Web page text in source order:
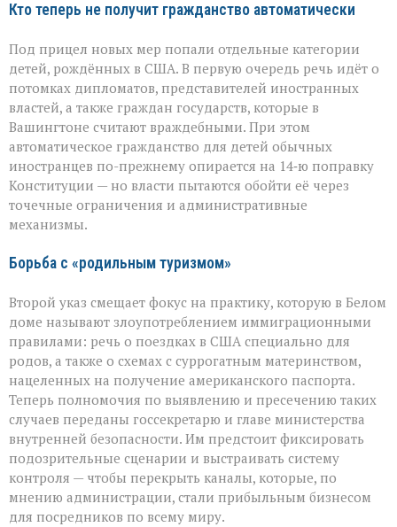
Кто теперь не получит гражданство автоматически
Под прицел новых мер попали отдельные категории
детей, рождённых в США. В первую очередь речь идёт о
потомках дипломатов, представителей иностранных
властей, а также граждан государств, которые в
Вашингтоне считают враждебными. При этом
автоматическое гражданство для детей обычных
иностранцев по-прежнему опирается на 14‑ю поправку
Конституции — но власти пытаются обойти её через
точечные ограничения и административные
механизмы.
Борьба с «родильным туризмом»
Второй указ смещает фокус на практику, которую в Белом
доме называют злоупотреблением иммиграционными
правилами: речь о поездках в США специально для
родов, а также о схемах с суррогатным материнством,
нацеленных на получение американского паспорта.
Теперь полномочия по выявлению и пресечению таких
случаев переданы госсекретарю и главе министерства
внутренней безопасности. Им предстоит фиксировать
подозрительные сценарии и выстраивать систему
контроля — чтобы перекрыть каналы, которые, по
мнению администрации, стали прибыльным бизнесом
для посредников по всему миру.